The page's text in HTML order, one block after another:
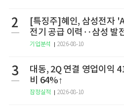
2
[특징주]혜인, 삼성전자
전기 공급 이력‥삼성 발
기업분석 2026-08-10
3
대동, 2Q 연결 영업이익
비 64%↑
잠정실적 2026-08-10